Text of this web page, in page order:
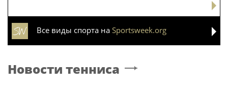
Все виды спорта на Sportsweek.org
Новости тенниса